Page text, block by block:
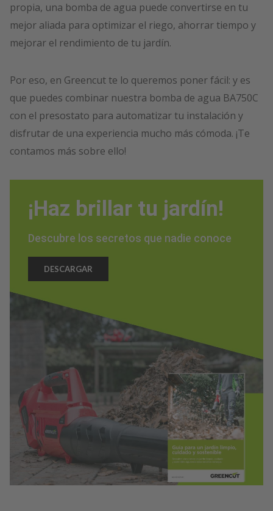
propia, una bomba de agua puede convertirse en tu
mejor aliada para optimizar el riego, ahorrar tiempo y
mejorar el rendimiento de tu jardín.
Por eso, en Greencut te lo queremos poner fácil: y es
que puedes combinar nuestra bomba de agua BA750C
con el presostato para automatizar tu instalación y
disfrutar de una experiencia mucho más cómoda. ¡Te
contamos más sobre ello!
¡Haz brillar tu jardín!
Descubre los secretos que nadie conoce
DESCARGAR